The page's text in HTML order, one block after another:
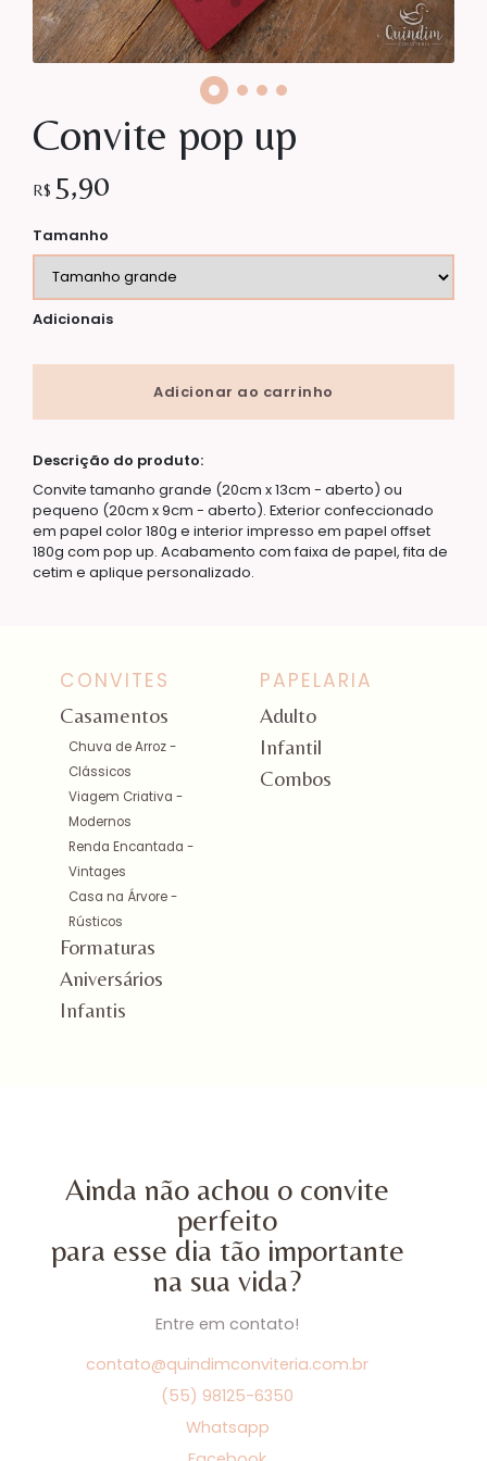
CONVITES
Casamentos
Chuva de Arroz -
Clássicos
Viagem Criativa -
Modernos
Renda Encantada -
Vintages
Casa na Árvore -
Rústicos
Formaturas
Aniversários
Infantis
PAPELARIA
Adulto
Infantil
Combos
Convite pop up
R$ 5,90
Tamanho
Adicionais
Adicionar ao carrinho
Descrição do produto:
Convite tamanho grande (20cm x 13cm - aberto) ou
pequeno (20cm x 9cm - aberto). Exterior confeccionado
em papel color 180g e interior impresso em papel offset
180g com pop up. Acabamento com faixa de papel, fita de
cetim e aplique personalizado.
Ainda não achou o convite
perfeito
para esse dia tão importante
na sua vida?
Entre em contato!
contato@quindimconviteria.com.br
(55) 98125-6350
Whatsapp